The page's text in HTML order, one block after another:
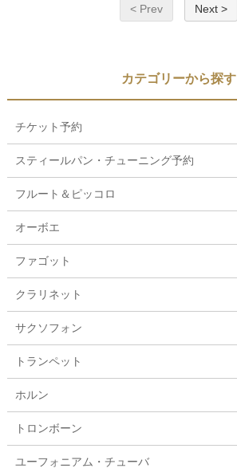
< Prev Next >
カテゴリーから探す
チケット予約
スティールパン・チューニング予約
フルート＆ピッコロ
オーボエ
ファゴット
クラリネット
サクソフォン
トランペット
ホルン
トロンボーン
ユーフォニアム・チューバ